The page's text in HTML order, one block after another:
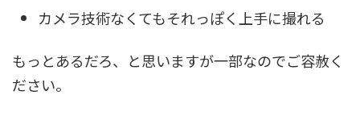
カメラ技術なくてもそれっぽく上手に撮れる
もっとあるだろ、と思いますが一部なのでご容赦く
ださい。